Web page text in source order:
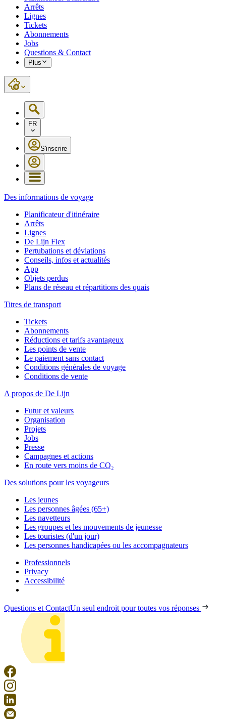
Arrêts
Lignes
Tickets
Abonnements
Jobs
Questions & Contact
Plus
FR
S'inscrire
Des informations de voyage
Planificateur d'itinéraire
Arrêts
Lignes
De Lijn Flex
Pertubations et déviations
Conseils, infos et actualités
App
Objets perdus
Plans de réseau et répartitions des quais
Titres de transport
Tickets
Abonnements
Réductions et tarifs avantageux
Les points de vente
Le paiement sans contact
Conditions générales de voyage
Conditions de vente
A propos de De Lijn
Futur et valeurs
Organisation
Projets
Jobs
Presse
Campagnes et actions
En route vers moins de CO₂
Des solutions pour les voyageurs
Les jeunes
Les personnes âgées (65+)
Les navetteurs
Les groupes et les mouvements de jeunesse
Les touristes (d'un jour)
Les personnes handicapées ou les accompagnateurs
Professionnels
Privacy
Accessibilité
Questions et ContactUn seul endroit pour toutes vos réponses